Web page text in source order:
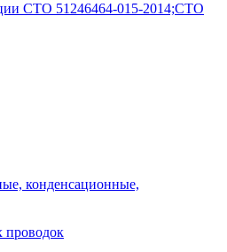
СТО 51246464-015-2014;СТО
конденсационные,
проводок